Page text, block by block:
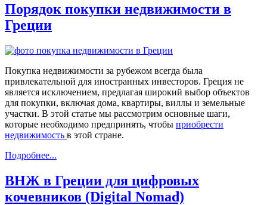
Порядок покупки недвижимости в
Греции
Покупка недвижимости за рубежом всегда была
привлекательной для иностранных инвесторов. Греция не
является исключением, предлагая широкий выбор объектов
для покупки, включая дома, квартиры, виллы и земельные
участки. В этой статье мы рассмотрим основные шаги,
которые необходимо предпринять, чтобы приобрести
недвижимость в этой стране.
Подробнее...
ВНЖ в Греции для цифровых
кочевников (Digital Nomad)